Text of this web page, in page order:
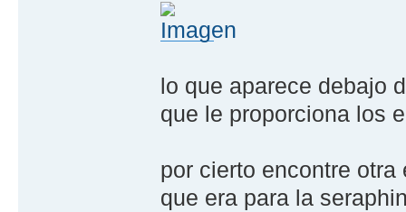
lo que aparece debajo
que le proporciona los
por cierto encontre
que era para la